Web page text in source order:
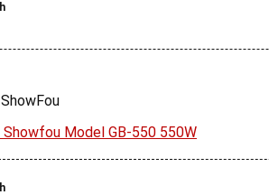
Model GB-550 550W